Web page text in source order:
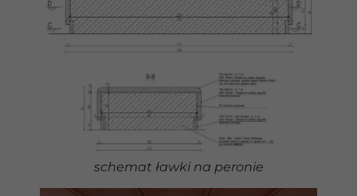
schemat ławki na peronie
Doświadczenie
Aby nasza strona
najlepiej podczas
twojego
przejścia na nią.
Jeśli odrzucisz te
pliki cookie,
znikną ze strony
internetowej.